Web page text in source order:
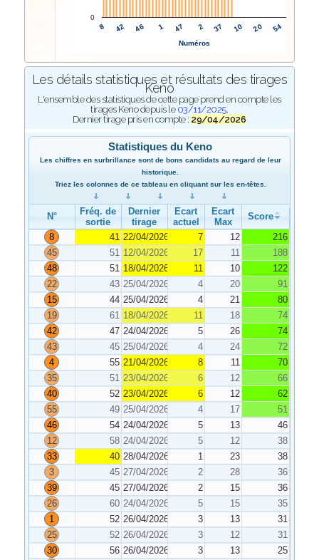
8 42 46 1 47 2 37 10 20 54
0
Numéros
Les détails statistiques et résultats des tirages
Keno
L'ensemble des statistiques de cette page prend en compte les
tirages Keno depuis le 03/11/2025.
Dernier tirage pris en compte : 29/04/2026
Statistiques du Keno
Les chiffres en surbrillance sont de bons candidats au regard de leur
historique.
Triez les colonnes de ce tableau en cliquant sur les en-têtes.
N°
Fréq. de
sortie
Dernier
tirage
Ecart
actuel
Ecart
Max
Score
8
41 22/04/2026 7 12
216
45
51 12/04/2026 17 11
188
48
51 18/04/2026 11 10
122
22
43 25/04/2026 4 20
91
15
44 25/04/2026 4 21
80
19
61 18/04/2026 11 18
74
42
47 24/04/2026 5 26
74
43
45 25/04/2026 4 24
72
4
55 21/04/2026 8 11
70
35
51 23/04/2026 6 12
66
40
52 23/04/2026 6 12
62
55
49 25/04/2026 4 17
51
46
54 24/04/2026 5 13
46
12
58 24/04/2026 5 12
38
33
40 28/04/2026 1 23
38
3
45 27/04/2026 2 28
36
39
45 27/04/2026 2 15
36
26
60 24/04/2026 5 15
35
1
52 26/04/2026 3 13
31
25
52 26/04/2026 3 12
31
30
56 26/04/2026 3 13
25